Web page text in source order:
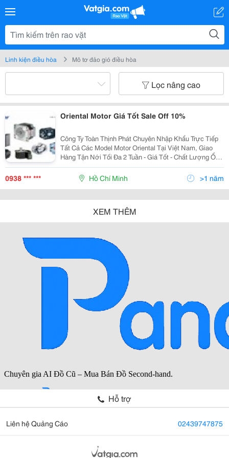
Linh kiện điều hòa Mô tơ đảo gió điều hòa
Lọc nâng cao
Oriental Motor Giá Tốt Sale Off 10%
Công Ty Toàn Thịnh Phát Chuyên Nhập Khẩu Trực Tiếp
Tất Cả Các Model Motor Oriental Tại Việt Nam, Giao
Hàng Tận Nới Tối Đa 2 Tuần - Giá Tốt - Chất Lượng Ổn
Định. Một Số Model Thông Dụng: 0Csm-0201 Stop
1/Apr./2002 Motor Ac 1 Phase Outp
0938 *** *** Hồ Chí Minh >1 năm
XEM THÊM
Hỗ trợ
Liên hệ Quảng Cáo 02439747875